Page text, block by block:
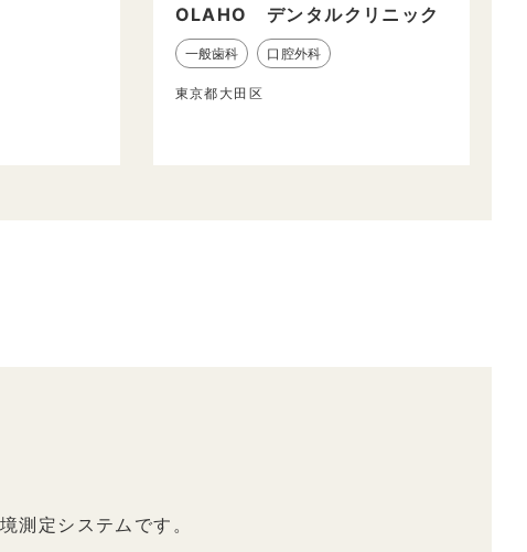
OLAHO デンタルクリニック
一般歯科 口腔外科
東京都大田区
測定システムです。